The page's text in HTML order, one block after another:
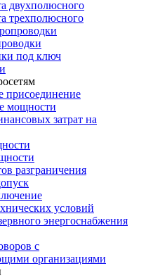
двухполюсного
трехполюсного
под ключ
присоединение
мощности
затрат на
разграничения
условий
энергоснабжения
с
организациями